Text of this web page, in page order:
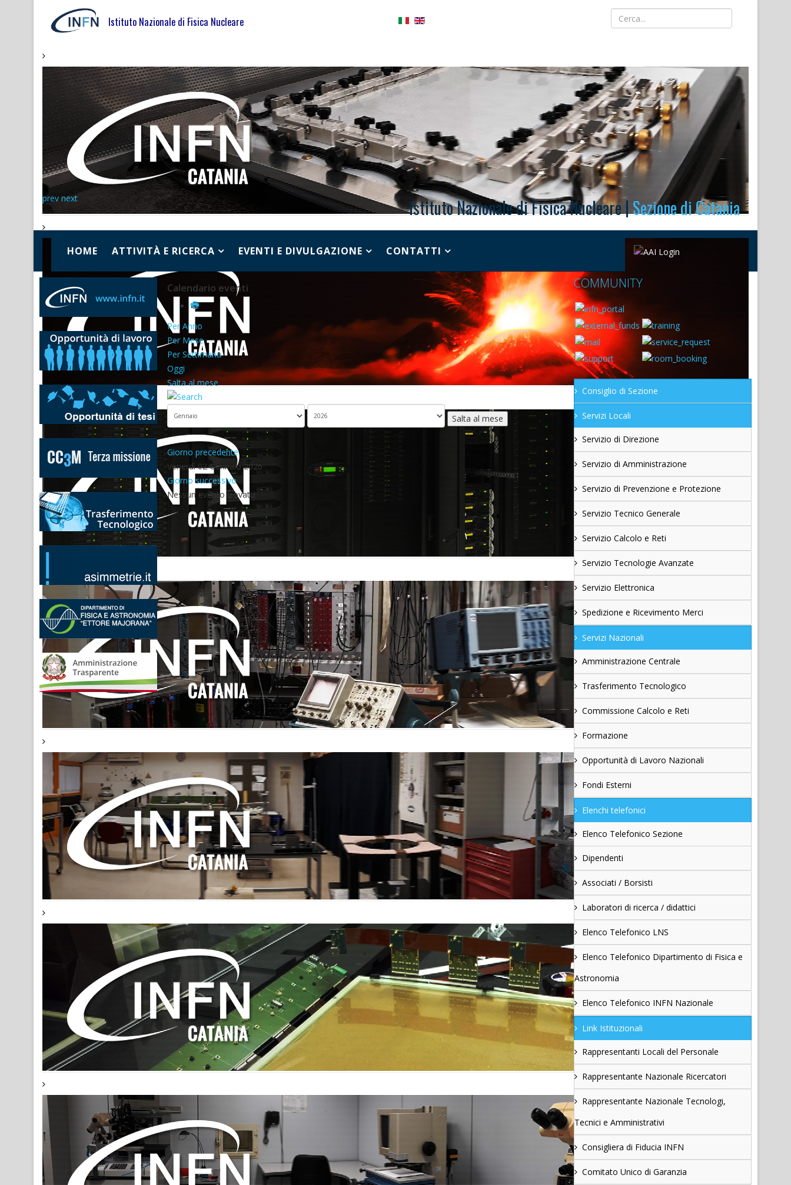
Istituto Nazionale di Fisica Nucleare
prev next Istituto Nazionale di Fisica Nucleare |Sezione di Catania
HOME ATTIVITÀ E RICERCA EVENTI E DIVULGAZIONE CONTATTI
Calendario eventi
Per Anno
Per Mese
Per Settimana
Oggi
Salta al mese
Salta al mese
Giorno precedente
Venerdì 02 Gennaio 2026
Giorno successivo
Nessun evento trovato
COMMUNITY
Consiglio di Sezione
Servizi Locali
Servizio di Direzione
Servizio di Amministrazione
Servizio di Prevenzione e Protezione
Servizio Tecnico Generale
Servizio Calcolo e Reti
Servizio Tecnologie Avanzate
Servizio Elettronica
Spedizione e Ricevimento Merci
Servizi Nazionali
Amministrazione Centrale
Trasferimento Tecnologico
Commissione Calcolo e Reti
Formazione
Opportunità di Lavoro Nazionali
Fondi Esterni
Elenchi telefonici
Elenco Telefonico Sezione
Dipendenti
Associati / Borsisti
Laboratori di ricerca / didattici
Elenco Telefonico LNS
Elenco Telefonico Dipartimento di Fisica e
Astronomia
Elenco Telefonico INFN Nazionale
Link Istituzionali
Rappresentanti Locali del Personale
Rappresentante Nazionale Ricercatori
Rappresentante Nazionale Tecnologi,
Tecnici e Amministrativi
Consigliera di Fiducia INFN
Comitato Unico di Garanzia